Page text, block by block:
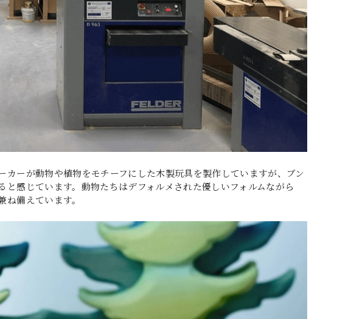
ーが動物や植物をモチーフにした木製玩具を製作していますが、ブン
感じています。動物たちはデフォルメされた優しいフォルムながら
備えています。